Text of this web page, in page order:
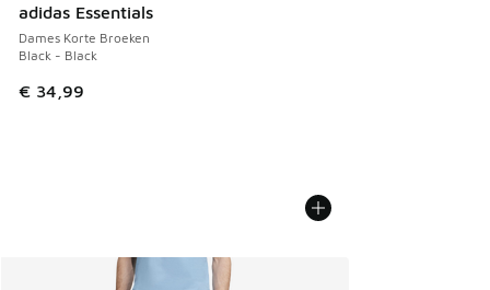
adidas Essentials
Dames Korte Broeken
Black - Black
€ 34,99